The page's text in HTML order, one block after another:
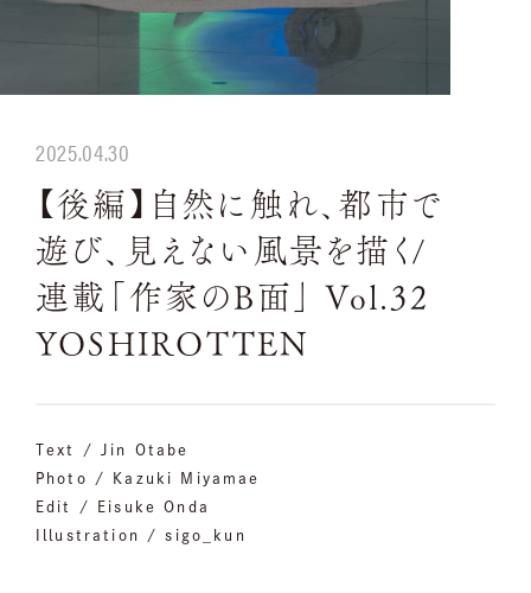
2025.04.30
【後編】自然に触れ、都市で
遊び、見えない風景を描く/
連載「作家のB面」 Vol.32
YOSHIROTTEN
Text / Jin Otabe
Photo / Kazuki Miyamae
Edit / Eisuke Onda
Illustration / sigo_kun